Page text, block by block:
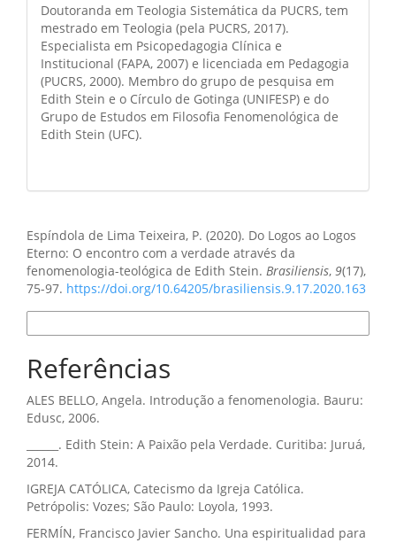
Doutoranda em Teologia Sistemática da PUCRS, tem
mestrado em Teologia (pela PUCRS, 2017).
Especialista em Psicopedagogia Clínica e
Institucional (FAPA, 2007) e licenciada em Pedagogia
(PUCRS, 2000). Membro do grupo de pesquisa em
Edith Stein e o Círculo de Gotinga (UNIFESP) e do
Grupo de Estudos em Filosofia Fenomenológica de
Edith Stein (UFC).
Espíndola de Lima Teixeira, P. (2020). Do Logos ao Logos
Eterno: O encontro com a verdade através da
fenomenologia-teológica de Edith Stein. Brasiliensis, 9(17),
75-97. https://doi.org/10.64205/brasiliensis.9.17.2020.163
Referências
ALES BELLO, Angela. Introdução a fenomenologia. Bauru:
Edusc, 2006.
______. Edith Stein: A Paixão pela Verdade. Curitiba: Juruá,
2014.
IGREJA CATÓLICA, Catecismo da Igreja Católica.
Petrópolis: Vozes; São Paulo: Loyola, 1993.
FERMÍN, Francisco Javier Sancho. Una espiritualidad para